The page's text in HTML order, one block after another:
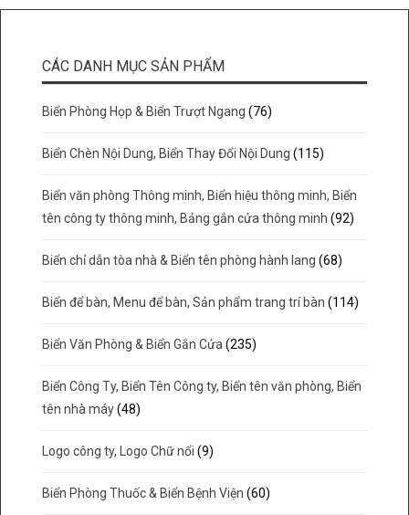
CÁC DANH MỤC SẢN PHẨM
Biển Phòng Họp & Biển Trượt Ngang (76)
Biển Chèn Nội Dung, Biển Thay Đổi Nội Dung (115)
Biển văn phòng Thông minh, Biển hiệu thông minh, Biển
tên công ty thông minh, Bảng gắn cửa thông minh (92)
Biển chỉ dẫn tòa nhà & Biển tên phòng hành lang (68)
Biển để bàn, Menu để bàn, Sản phẩm trang trí bàn (114)
Biển Văn Phòng & Biển Gắn Cửa (235)
Biển Công Ty, Biển Tên Công ty, Biển tên văn phòng, Biển
tên nhà máy (48)
Logo công ty, Logo Chữ nổi (9)
Biển Phòng Thuốc & Biển Bệnh Viện (60)